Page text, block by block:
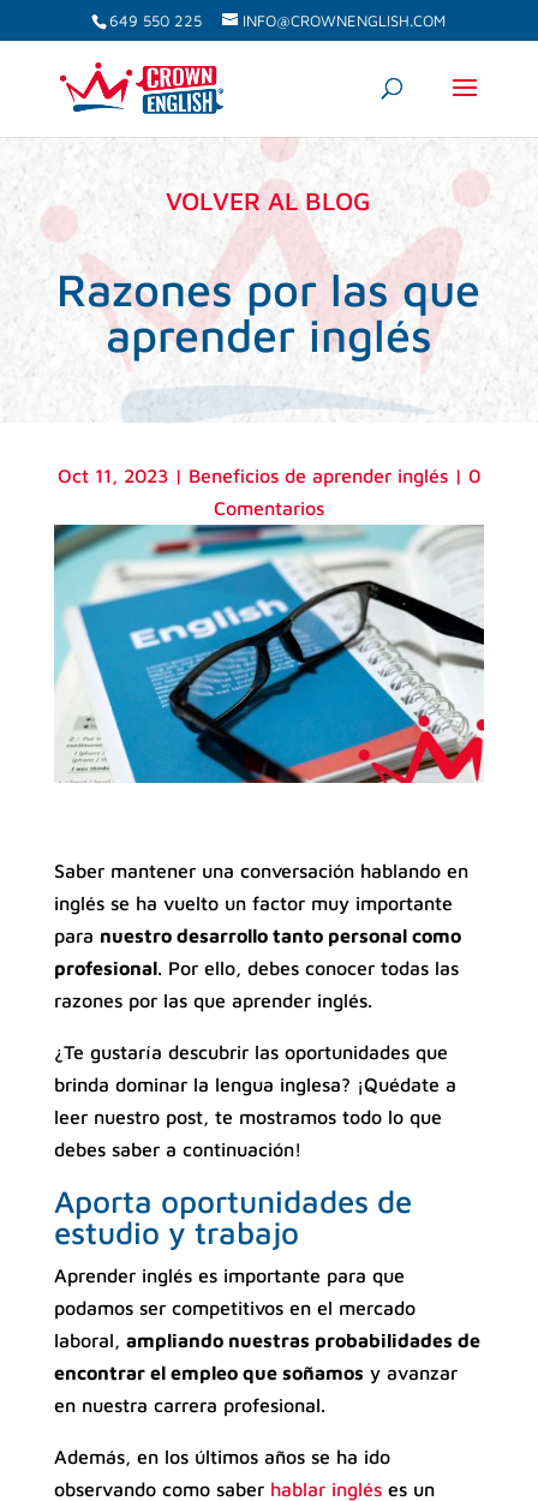
649 550 225 INFO@CROWNENGLISH.COM
VOLVER AL BLOG
Razones por las que
aprender inglés
Oct 11, 2023| Beneficios de aprender inglés| 0
Comentarios
Saber mantener una conversación hablando en
inglés se ha vuelto un factor muy importante
para nuestro desarrollo tanto personal como
profesional. Por ello, debes conocer todas las
razones por las que aprender inglés.
¿Te gustaría descubrir las oportunidades que
brinda dominar la lengua inglesa? ¡Quédate a
leer nuestro post, te mostramos todo lo que
debes saber a continuación!
Aporta oportunidades de
estudio y trabajo
Aprender inglés es importante para que
podamos ser competitivos en el mercado
laboral, ampliando nuestras probabilidades de
encontrar el empleo que soñamos y avanzar
en nuestra carrera profesional.
Además, en los últimos años se ha ido
observando como saber hablar ingléses un